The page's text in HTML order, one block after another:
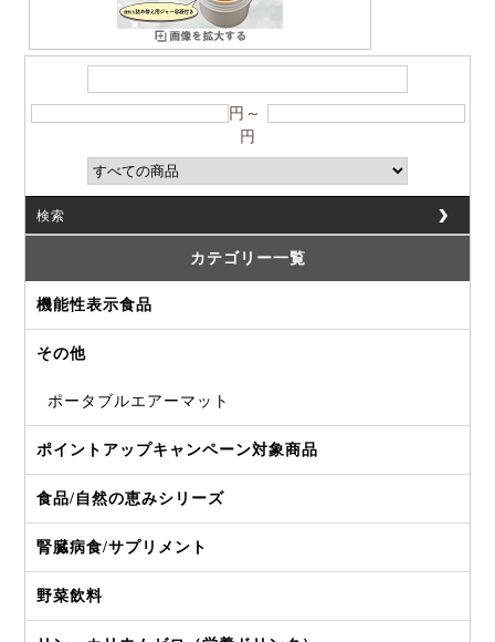
円～
円
検索
カテゴリー一覧
機能性表示食品
その他
ポータブルエアーマット
ポイントアップキャンペーン対象商品
食品/自然の恵みシリーズ
腎臓病食/サプリメント
野菜飲料